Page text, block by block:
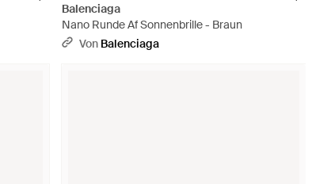
Balenciaga
Nano Runde Af Sonnenbrille - Braun
Von Balenciaga